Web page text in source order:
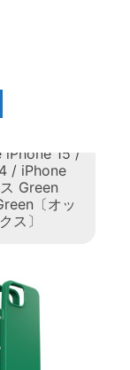
株式会社
本では珍しい「海外ブ
品」「コストパフォー
iPhone 15 /
/ iPhone
Green
〔オッ
ス〕